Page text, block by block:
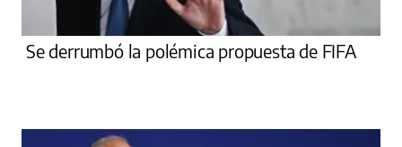
Se derrumbó la polémica propuesta de FIFA